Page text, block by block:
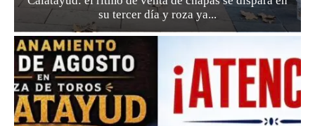
su tercer día y roza ya...